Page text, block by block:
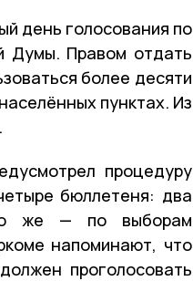
день голосования по
Думы. Правом отдать
более десяти
пунктах. Из
процедуру
бюллетеня: два
же — по выборам
напоминают, что
проголосовать